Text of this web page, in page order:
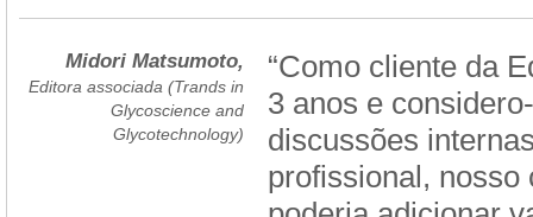
Midori Matsumoto,
Editora associada (Trands in
Glycoscience and
Glycotechnology)
“Como cliente da
3 anos e
discussões
profissional, nosso